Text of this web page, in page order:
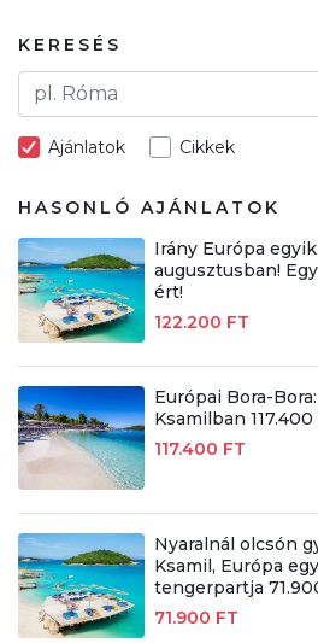
KERESÉS
Ajánlatok Cikkek
HASONLÓ AJÁNLATOK
Irány Európa
augusztusban!
ért!
122.200 FT
Európai Bora-
Ksamilban
117.400 FT
Nyaralnál olcsón
Ksamil, Európa
tengerpartja
71.900 FT